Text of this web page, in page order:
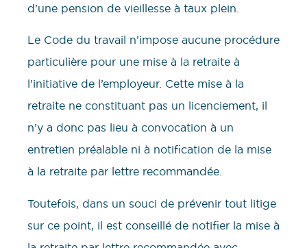
d’une pension de vieillesse à taux plein.
Le Code du travail n’impose aucune procédure
particulière pour une mise à la retraite à
l’initiative de l’employeur. Cette mise à la
retraite ne constituant pas un licenciement, il
n’y a donc pas lieu à convocation à un
entretien préalable ni à notification de la mise
à la retraite par lettre recommandée.
Toutefois, dans un souci de prévenir tout litige
sur ce point, il est conseillé de notifier la mise à